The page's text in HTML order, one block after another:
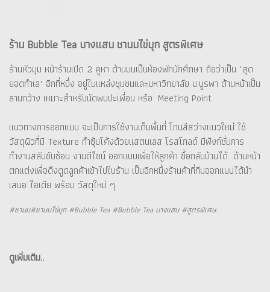
ร้าน Bubble Tea บางแสน ชานมไข่มุก สูตรพิเศษ
ร้านหัวมุม หน้าร้านเปิด 2 คูหา ด้านบนเป็นห้องพักนักศึกษา ถือว่าเป็น "สุด
ยอดทำเล" อีกที่หนึ่ง อยู่ในแหล่งชุมชนและมหาวิทยาลัย ม.บูรพา ด้านหน้าเป็น
ลานกว้าง เหมาะสำหรับนัดพบปะเพื่อน หรือ Meeting Point
แนวทางการออกแบบ จะเป็นการใช้งานเต็มพื้นที่ โทนสีสว่างแนวใหม่ ใช้
วัสดุผิวที่มี Texture ทำซุ้มโค้งด้วยแสตนเลส โรสโกลด์ มีฟังก์ชั่นการ
ทำงานสลับซับซ้อน งานดีไซน์ ออกแบบเพื่อให้ลูกค้า ซื้อกลับบ้านได้ ด้านหน้า
ตกแต่งเพื่อดึงดูดลูกค้าเข้าไปในร้าน เป็นอีกหนึ่งร้านค้าที่ทีมออกแบบได้นำ
เสนอ ไอเดีย พร้อม วัสดุใหม่ ๆ
#ชานม#ชานมไข่มุก #Bubble Tea #Bubble Tea บางแสน #สูตรพิเศษ
ดูเพิ่มเติม..